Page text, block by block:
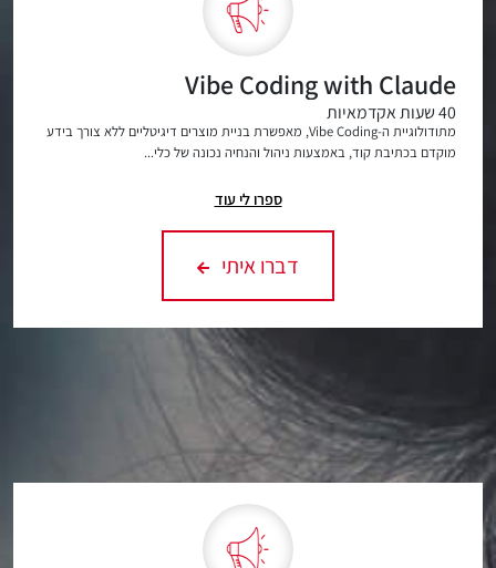
Vibe Coding with Claude
40 שעות אקדמאיות
מתודולוגיית ה-Vibe Coding, מאפשרת בניית מוצרים דיגיטליים ללא צורך בידע
מוקדם בכתיבת קוד, באמצעות ניהול והנחיה נכונה של כלי...
ספרו לי עוד
דברו איתי